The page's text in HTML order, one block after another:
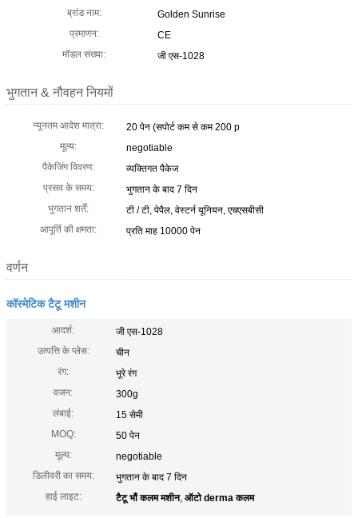
ब्रांड नाम:
Golden Sunrise
प्रमाणन:
CE
मॉडल संख्या:
जी एस-1028
भुगतान & नौवहन नियमों
न्यूनतम आदेश मात्रा:
20 पेन (सपोर्ट कम से कम 200 p
मूल्य:
negotiable
पैकेजिंग विवरण:
व्यक्तिगत पैकेज
प्रसव के समय:
भुगतान के बाद 7 दिन
भुगतान शर्तें:
टी / टी, पेपैल, वेस्टर्न यूनियन, एचएसबीसी
आपूर्ति की क्षमता:
प्रति माह 10000 पेन
वर्णन
कॉस्मेटिक टैटू मशीन
आदर्श:
जी एस-1028
उत्पत्ति के प्लेस:
चीन
रंग:
भूरे रंग
वजन:
300g
लंबाई:
15 सेमी
MOQ:
50 पेन
मूल्य:
negotiable
डिलीवरी का समय:
भुगतान के बाद 7 दिन
हाई लाइट:
टैटू भौं कलम मशीन, ऑटो derma कलम